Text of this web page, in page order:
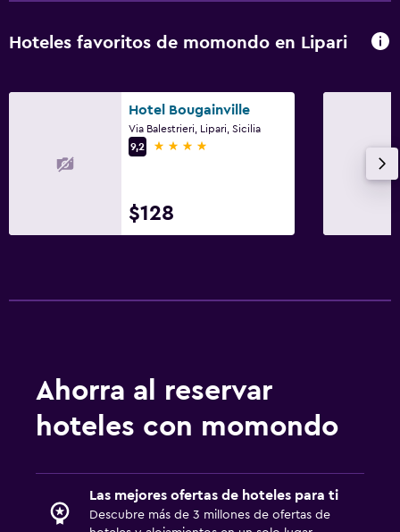
Hoteles favoritos de momondo en Lipari
Hotel Bougainville
Via Balestrieri, Lipari, Sicilia
9,2
4 estrellas
$128
Ahorra al reservar
hoteles con momondo
Las mejores ofertas de hoteles para ti
Descubre más de 3 millones de ofertas de